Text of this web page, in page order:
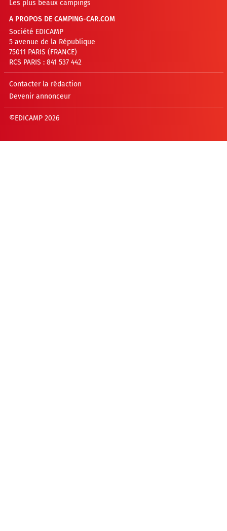
Les plus beaux campings
A PROPOS DE CAMPING-CAR.COM
Société EDICAMP
5 avenue de la République
75011 PARIS (FRANCE)
RCS PARIS : 841 537 442
Contacter la rédaction
Devenir annonceur
©EDICAMP 2026